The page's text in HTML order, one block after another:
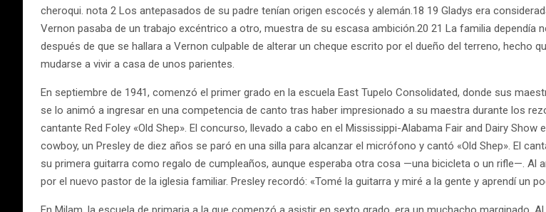
cheroqui. nota 2 Los antepasados de su padre tenían origen escocés y alemán.18 19 Gladys era
Vernon pasaba de un trabajo excéntrico a otro, muestra de su escasa ambición.20 21 La familia dependía
después de que se hallara a Vernon culpable de alterar un cheque escrito por el dueño del terreno, hecho
mudarse a vivir a casa de unos parientes.
En septiembre de 1941, comenzó el primer grado en la escuela East Tupelo Consolidated, donde sus
se lo animó a ingresar en una competencia de canto tras haber impresionado a su maestra durante los
cantante Red Foley «Old Shep». El concurso, llevado a cabo en el Mississippi-Alabama Fair and Dairy
cowboy, un Presley de diez años se paró en una silla para alcanzar el micrófono y cantó «Old Shep». El
su primera guitarra como regalo de cumpleaños, aunque esperaba otra cosa —una bicicleta o un rifle—.
por el nuevo pastor de la iglesia familiar. Presley recordó: «Tomé la guitarra y miré a la gente y aprendí un